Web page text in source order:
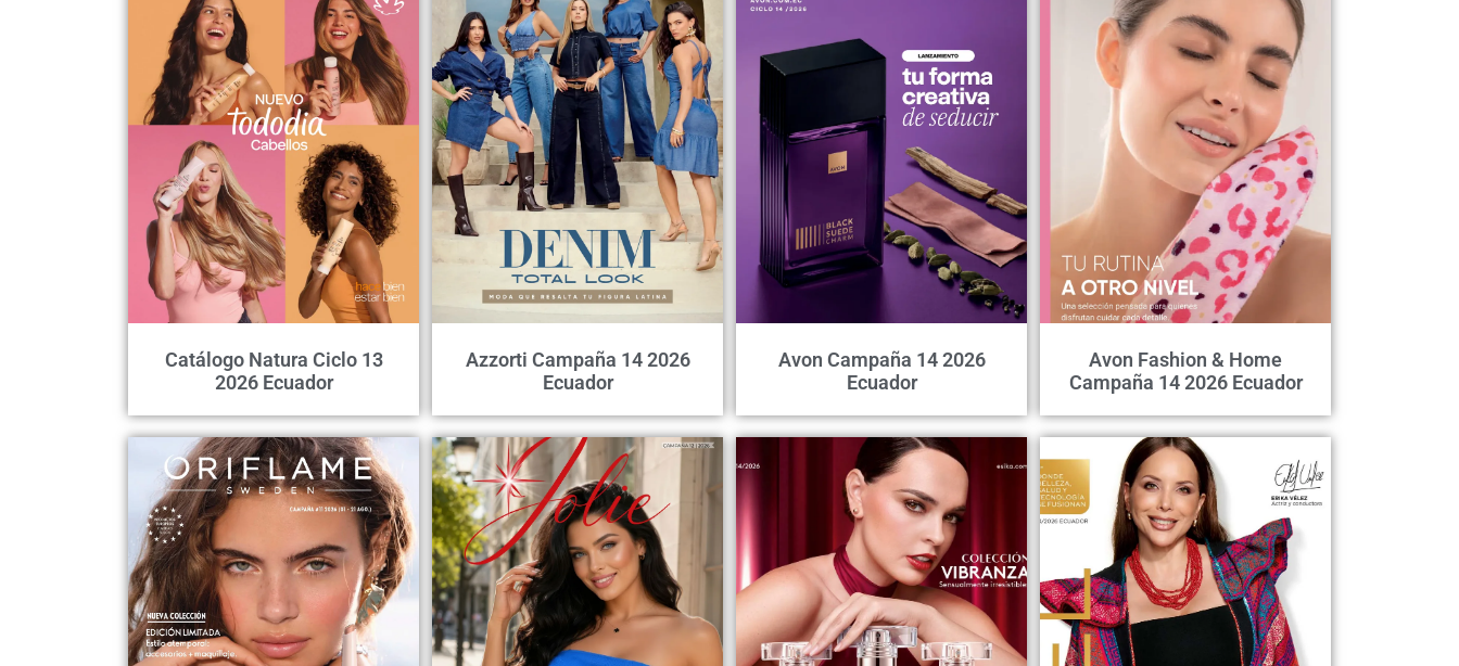
Catálogo Natura Ciclo 13
2026 Ecuador
Azzorti Campaña 14 2026
Ecuador
Avon Campaña 14 2026
Ecuador
Avon Fashion & Home
Campaña 14 2026 Ecuador